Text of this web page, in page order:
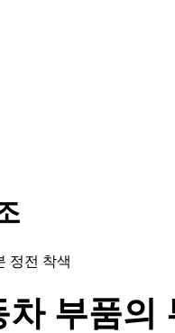
정전 착색
부품의